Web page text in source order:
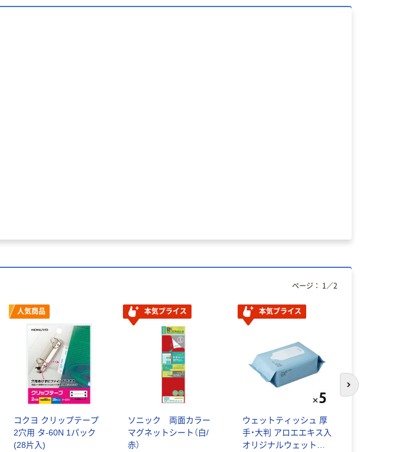
人気商品
コクヨ クリップテープ
2穴用 タ-60N 1パック
(28片入)
本気プライス
ソニック 両面カラー
マグネットシート（白/
赤）
本気プライス
ウェットティッシュ 厚
手・大判 アロエエキス入
オリジナルウェットタ
ページ： 1／2
次のスライド